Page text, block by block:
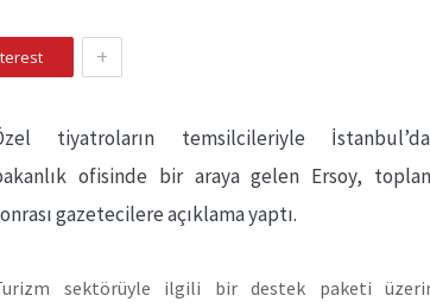
+
tiyatroların temsilcileriyle
ofisinde bir araya gelen Ersoy,
gazetecilere açıklama yaptı.
sektörüyle ilgili bir destek paketi